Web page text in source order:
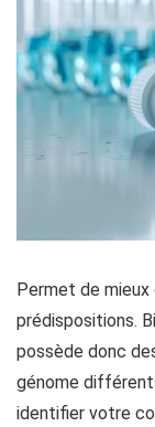
Permet de
prédispositions.
possède donc
génome
identifier votre